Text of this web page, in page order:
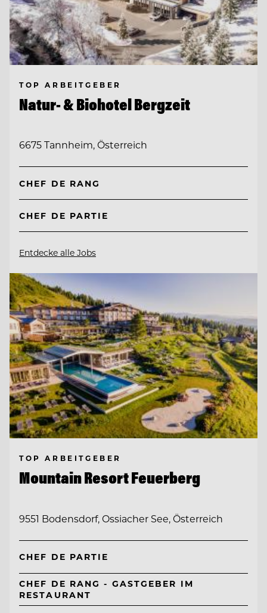
TOP ARBEITGEBER
Natur- & Biohotel Bergzeit
6675 Tannheim, Österreich
CHEF DE RANG
CHEF DE PARTIE
Entdecke alle Jobs
TOP ARBEITGEBER
Mountain Resort Feuerberg
9551 Bodensdorf, Ossiacher See, Österreich
CHEF DE PARTIE
CHEF DE RANG - GASTGEBER IM
RESTAURANT